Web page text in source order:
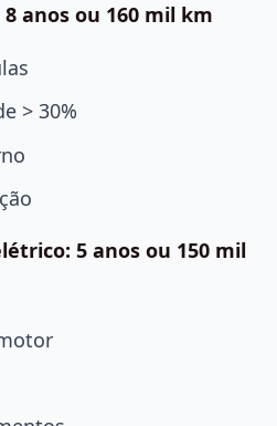
anos ou 160 mil km
> 30%
5 anos ou 150 mil